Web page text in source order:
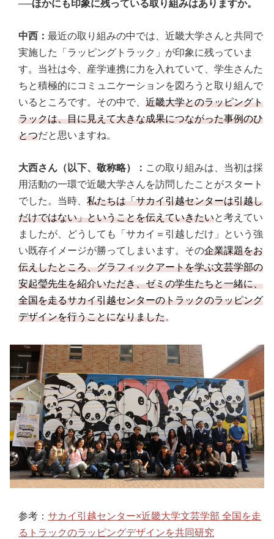
──ほかにも印象に残っている取り組みはありますか。
中西： 最近の取り組みの中では、近畿大学さんと共同で
実施した「ラッピングトラック」が印象に残っていま
す。当社は今、産学連携に力を入れていて、学生さんた
ちと積極的にコミュニケーションを図ろうと取り組んで
いるところです。その中で、 近畿大学とのラッピングト
ラックは、目に見えて大きな成果につながった事例のひ
とつだと思いますね。
大西さん（以下、敬称略）： この取り組みは、当初は採
用活動の一環で近畿大学さんを訪問したことがスタート
でした。当時、 私たちは「サカイ引越センターは引越し
だけではない」ということを伝えていきたいと考えてい
ましたが、どうしても「サカイ＝引越しだけ」という強
い既存イメージが勝ってしまいます。その企業課題をお
伝えしたところ、グラフィックアートを学ぶ文芸学部の
安起瑩先生を紹介いただき、ゼミの学生たちと一緒に、
全国を走るサカイ引越センターのトラックのラッピング
デザインを行うことになりました。
参考： サカイ引越センター×近畿大学文芸学部 全国を走
るトラックのラッピングデザインを共同研究